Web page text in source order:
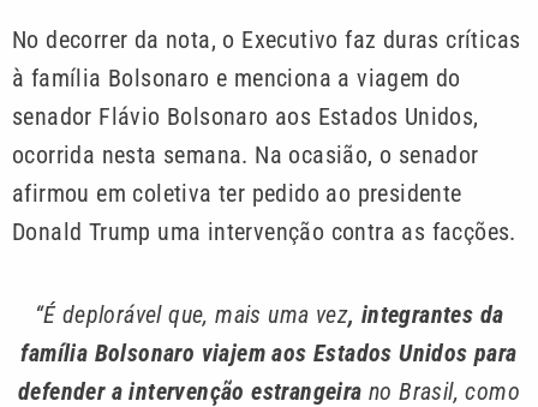
No decorrer da nota, o Executivo faz duras críticas
à família Bolsonaro e menciona a viagem do
senador Flávio Bolsonaro aos Estados Unidos,
ocorrida nesta semana. Na ocasião, o senador
afirmou em coletiva ter pedido ao presidente
Donald Trump uma intervenção contra as facções.
“É deplorável que, mais uma vez, integrantes da
família Bolsonaro viajem aos Estados Unidos para
defender a intervenção estrangeira no Brasil, como